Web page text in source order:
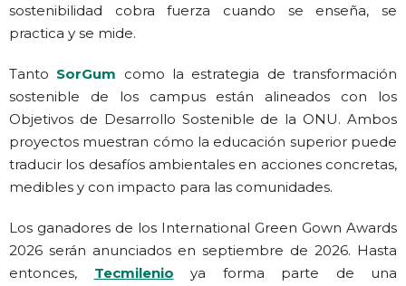
sostenibilidad cobra fuerza cuando se enseña, se
practica y se mide.
Tanto SorGum como la estrategia de transformación
sostenible de los campus están alineados con los
Objetivos de Desarrollo Sostenible de la ONU. Ambos
proyectos muestran cómo la educación superior puede
traducir los desafíos ambientales en acciones concretas,
medibles y con impacto para las comunidades.
Los ganadores de los International Green Gown Awards
2026 serán anunciados en septiembre de 2026. Hasta
entonces, Tecmilenio ya forma parte de una